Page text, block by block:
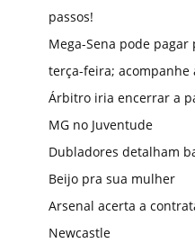
passos!
Mega-Sena pode
terça-feira; acompanhe
Árbitro iria encerrar a
MG no Juventude
Dubladores detalham
Beijo pra sua mulher
Arsenal acerta a
Newcastle